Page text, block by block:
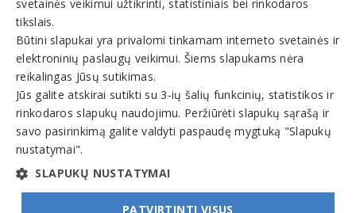
Kodas:
.
Veiklos sritys
Maisto, gėrimų pristatymas
svetainės veikimui užtikrinti, statistiniais bei rinkodaros
tikslais.
Būtini slapukai yra privalomi tinkamam interneto svetainės ir
elektroninių paslaugų veikimui. Šiems slapukams nėra
reikalingas Jūsų sutikimas.
Jūs galite atskirai sutikti su 3-ių šalių funkcinių, statistikos ir
rinkodaros slapukų naudojimu. Peržiūrėti slapukų sąrašą ir
savo pasirinkimą galite valdyti paspaudę mygtuką "Slapukų
nustatymai".
SLAPUKŲ NUSTATYMAI
PATVIRTINTI VISUS